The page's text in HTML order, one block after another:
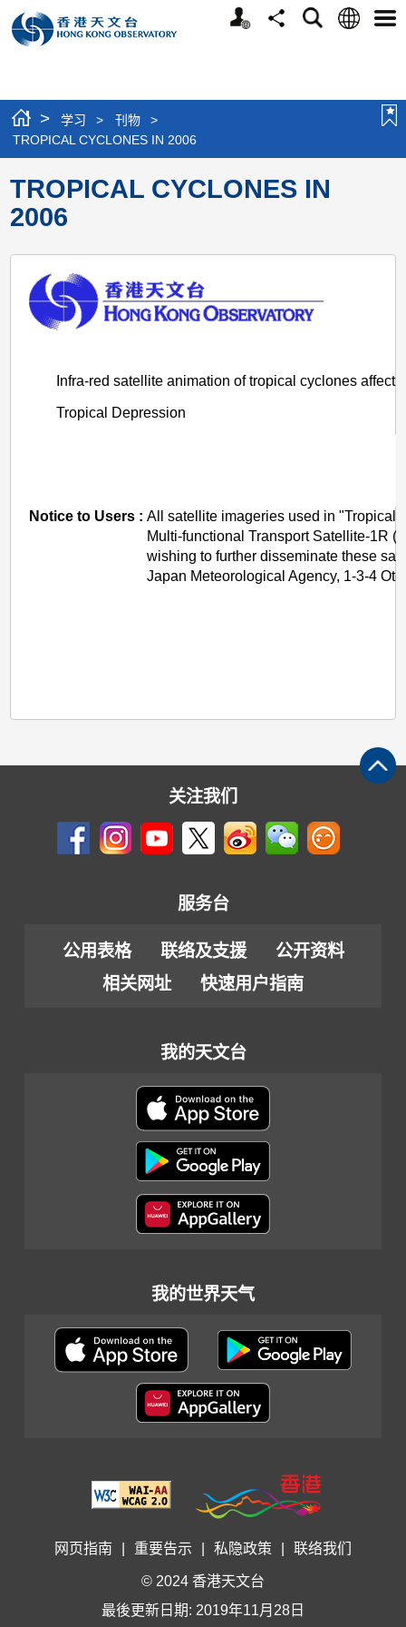
个
分
搜
语
选
> 学习 > 刊物
>
TROPICAL CYCLONES IN 2006
TROPICAL CYCLONES IN
2006
Infra-red satellite animation of tropical cyclones
Tropical Depression
Notice to Users :All satellite imageries used in "Tropical
Multi-functional Transport Satellite-1R
wishing to further disseminate these
Japan Meteorological Agency, 1-3-4
关注我们
服务台
公用表格 联络及支援
公开资料
相关网址
快速用户指南
我的天文台
我的世界天气
网页指南 重要告示 私隐政策 联络我们
© 2024 香港天文台
最後更新日期: 2019年11月28日